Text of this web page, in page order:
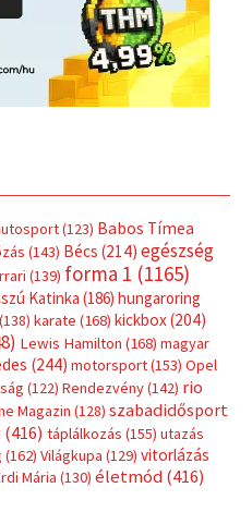
(123) Babos Tímea
(143) Bécs (214) egészség
(139) forma 1 (1165)
Katinka (186) hungaroring
(138) karate (168) kickbox(204)
Lewis Hamilton (168) magyar
(244) motorsport(153) Opel
(122) Rendezvény(142) rio
Magazin (128) szabadidősport
(416) táplálkozás (155) utazás
(162) Világkupa (129) vitorlázás
Mária (130) életmód(416)